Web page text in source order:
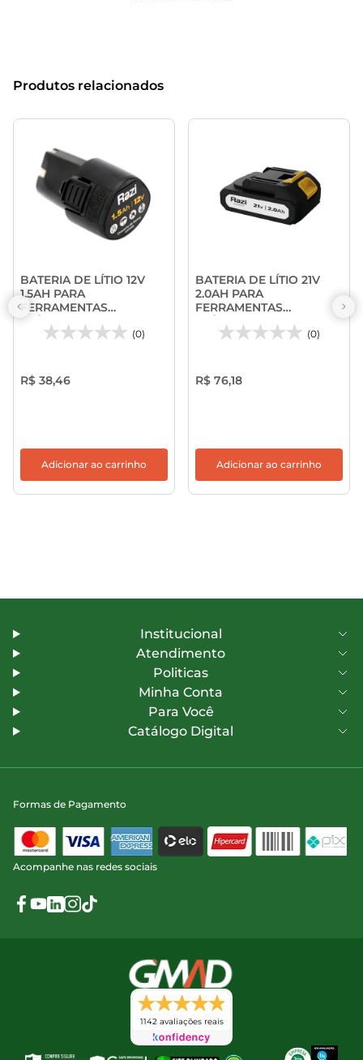
Produtos relacionados
BATERIA DE LÍTIO 12V
1.5AH PARA
FERRAMENTAS
ELÉTRICAS - RAZI
(0)
R$ 38,46
Adicionar ao carrinho
BATERIA DE LÍTIO 21V
2.0AH PARA
FERRAMENTAS
ELÉTRICAS - RAZI
(0)
R$ 76,18
Adicionar ao carrinho
Institucional
Atendimento
Politicas
Minha Conta
Para Você
Catálogo Digital
Formas de Pagamento
Acompanhe nas redes sociais
1142 avaliações reais